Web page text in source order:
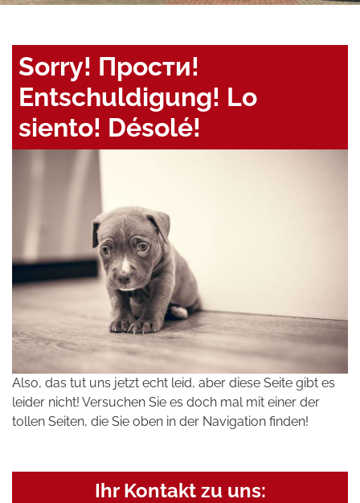
Sorry! Прости!
Entschuldigung! Lo
siento! Désolé!
Also, das tut uns jetzt echt leid, aber diese Seite gibt es
leider nicht! Versuchen Sie es doch mal mit einer der
tollen Seiten, die Sie oben in der Navigation finden!
Ihr Kontakt zu uns: